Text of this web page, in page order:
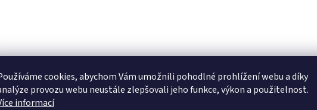
cookies, abychom Vám umožnili pohodlné prohlížení webu a díky
provozu webu neustále zlepšovali jeho funkce, výkon a použitelnost.
informací
a
í
p